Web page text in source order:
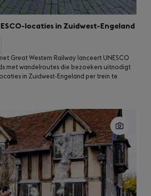
locaties in Zuidwest-Engeland
Great Western Railway lanceert UNESCO
met wandelroutes die bezoekers uitnodigt
in Zuidwest-Engeland per trein te